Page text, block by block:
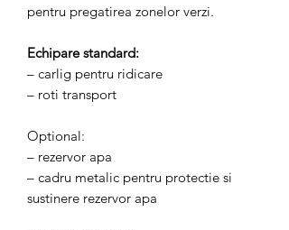
pentru pregatirea zonelor verzi.
Echipare standard:
– carlig pentru ridicare
– roti transport
Optional:
– rezervor apa
– cadru metalic pentru protectie si
sustinere rezervor apa